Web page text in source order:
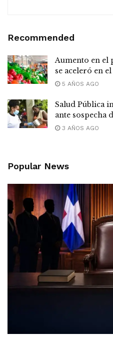
Recommended
Aumento en el
se aceleró en
5 AÑOS AGO
Salud Pública
ante sospecha
3 AÑOS AGO
Popular News